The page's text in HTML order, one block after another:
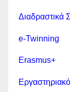
Διαδραστικά
e-Twinning
Erasmus+